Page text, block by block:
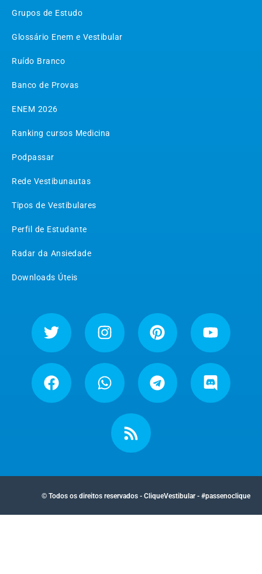
Grupos de Estudo
Glossário Enem e Vestibular
Ruído Branco
Banco de Provas
ENEM 2026
Ranking cursos Medicina
Podpassar
Rede Vestibunautas
Tipos de Vestibulares
Perfil de Estudante
Radar da Ansiedade
Downloads Úteis
© Todos os direitos reservados - CliqueVestibular - #passenoclique